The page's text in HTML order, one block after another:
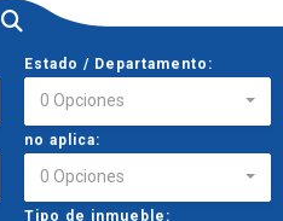
Estado / Departamento:
0 Opciones
no aplica:
0 Opciones
Tipo de inmueble: